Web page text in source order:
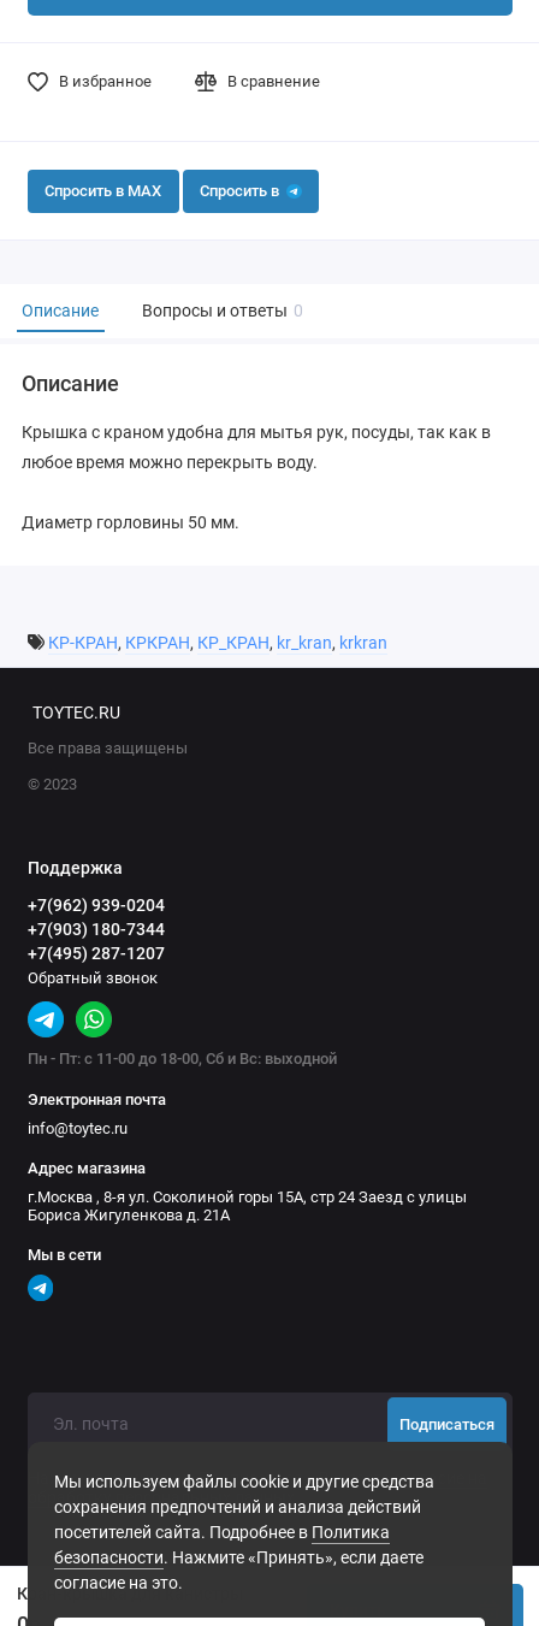
Кран-крышка для канистры
В избранное В сравнение
Спросить в MAX Спросить в
Описание Вопросы и ответы 0
Описание
Крышка с краном удобна для мытья рук, посуды, так как в
любое время можно перекрыть воду.
Диаметр горловины 50 мм.
КР-КРАН, КРКРАН, КР_КРАН, kr_kran, krkran
Мы используем файлы cookie и другие средства
сохранения предпочтений и анализа действий
посетителей сайта. Подробнее в Политика
безопасности. Нажмите «Принять», если даете
согласие на это.
TOYTEC.RU
Все права защищены
© 2023
Поддержка
+7(962) 939-0204
+7(903) 180-7344
+7(495) 287-1207
Обратный звонок
Пн - Пт: с 11-00 до 18-00, Сб и Вс: выходной
Электронная почта
info@toytec.ru
Адрес магазина
г.Москва , 8-я ул. Соколиной горы 15А, стр 24 Заезд с улицы
Бориса Жигуленкова д. 21А
Мы в сети
Подписаться
Нажимая на кнопку «Подписаться», Вы даетесогласие на
обработку персональных данных.